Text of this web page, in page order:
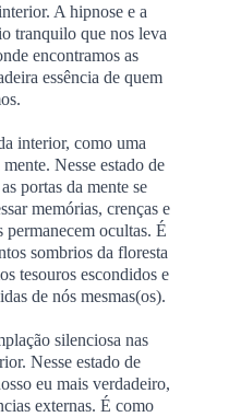
A hipnose e a
tranquilo que nos leva
encontramos as
essência de quem
interior, como uma
Nesse estado de
portas da mente se
memórias, crenças e
permanecem ocultas. É
sombrios da floresta
tesouros escondidos e
de nós mesmas(os).
silenciosa nas
Nesse estado de
eu mais verdadeiro,
externas. É como